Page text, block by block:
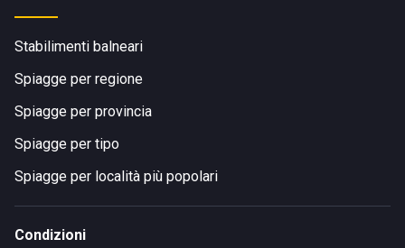
Stabilimenti balneari
Spiagge per regione
Spiagge per provincia
Spiagge per tipo
Spiagge per località più popolari
Condizioni